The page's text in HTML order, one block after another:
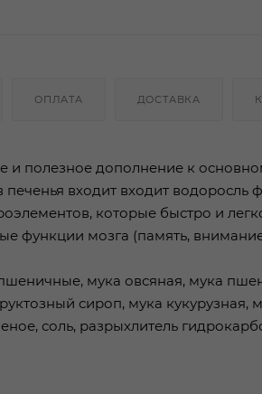
ОПЛАТА ДОСТАВКА
и полезное дополнение к
печенья входит входит
которые быстро и
функции мозга (память,
мука овсяная, мука
сироп, мука кукурузная,
соль, разрыхлитель